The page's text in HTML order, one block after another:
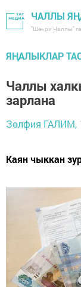
ЧАЛЛЫ
"Шәһри Чаллы"
ЯҢАЛЫКЛАР
Чаллы
зарлана
Зөлфия ГАЛИМ,
Каян чыккан